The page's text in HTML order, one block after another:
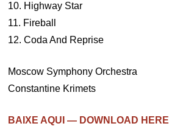
10. Highway Star
11. Fireball
12. Coda And Reprise
Moscow Symphony Orchestra
Constantine Krimets
BAIXE AQUI — DOWNLOAD HERE